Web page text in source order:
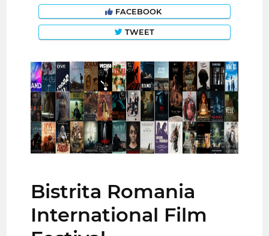
FACEBOOK
TWEET
Bistrita Romania
International Film